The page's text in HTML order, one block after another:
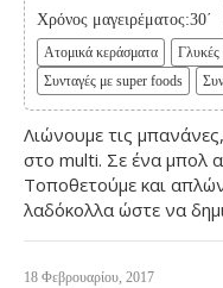
Χρόνος μαγειρέματος:30΄
Ατομικά κεράσματα
Γλυκές
Συνταγές με super foods
Λιώνουμε τις
στο multi. Σε ένα μπολ
Τοποθετούμε και
λαδόκολλα ώστε να
18 Φεβρουαρίου, 2017